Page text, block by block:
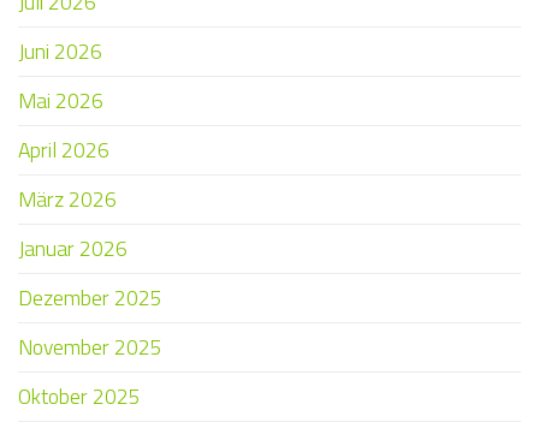
Juni 2026
Mai 2026
April 2026
März 2026
Januar 2026
Dezember 2025
November 2025
Oktober 2025